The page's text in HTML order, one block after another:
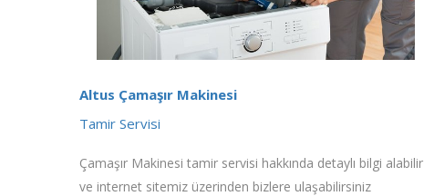
Altus Çamaşır Makinesi
Tamir Servisi
Çamaşır Makinesi tamir servisi hakkında detaylı bilgi alabilir
ve internet sitemiz üzerinden bizlere ulaşabilirsiniz